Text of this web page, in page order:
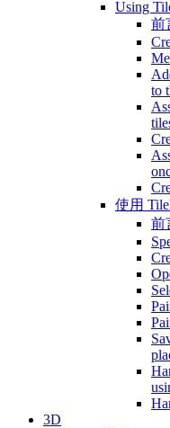
Using
前
to
使用
前
3D